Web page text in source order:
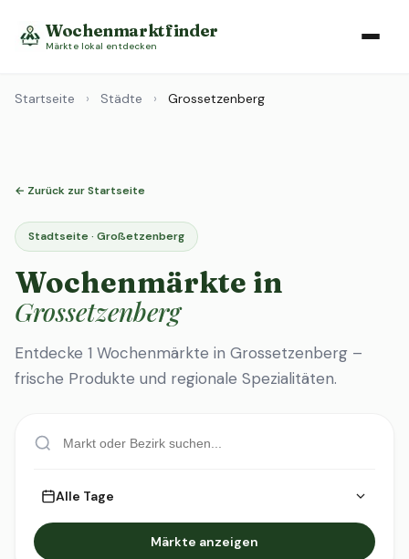
Wochenmarktfinder
Märkte lokal entdecken
Startseite › Städte › Grossetzenberg
← Zurück zur Startseite
Stadtseite · Großetzenberg
Wochenmärkte in
Grossetzenberg
Entdecke 1 Wochenmärkte in Grossetzenberg –
frische Produkte und regionale Spezialitäten.
Alle Tage
Märkte anzeigen